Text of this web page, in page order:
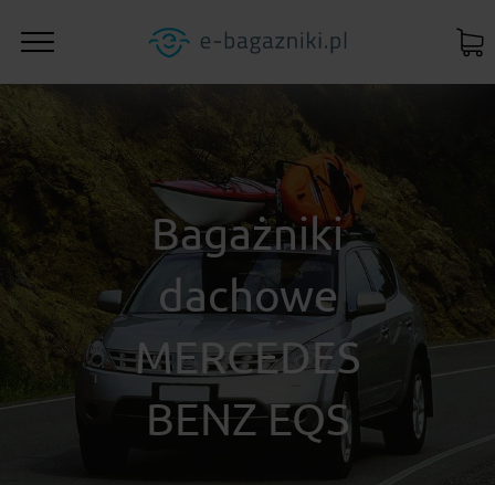
Bagażniki
dachowe
MERCEDES
BENZ EQS